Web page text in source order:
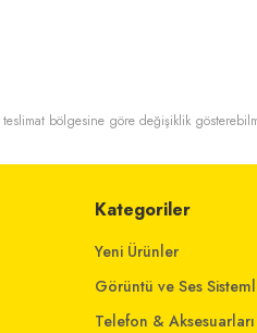
bölgesine göre değişiklik
Kategoriler
Yeni Ürünler
Görüntü ve Ses
Telefon & Aksesuarları